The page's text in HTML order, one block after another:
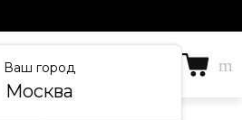
Ваш город
Москва